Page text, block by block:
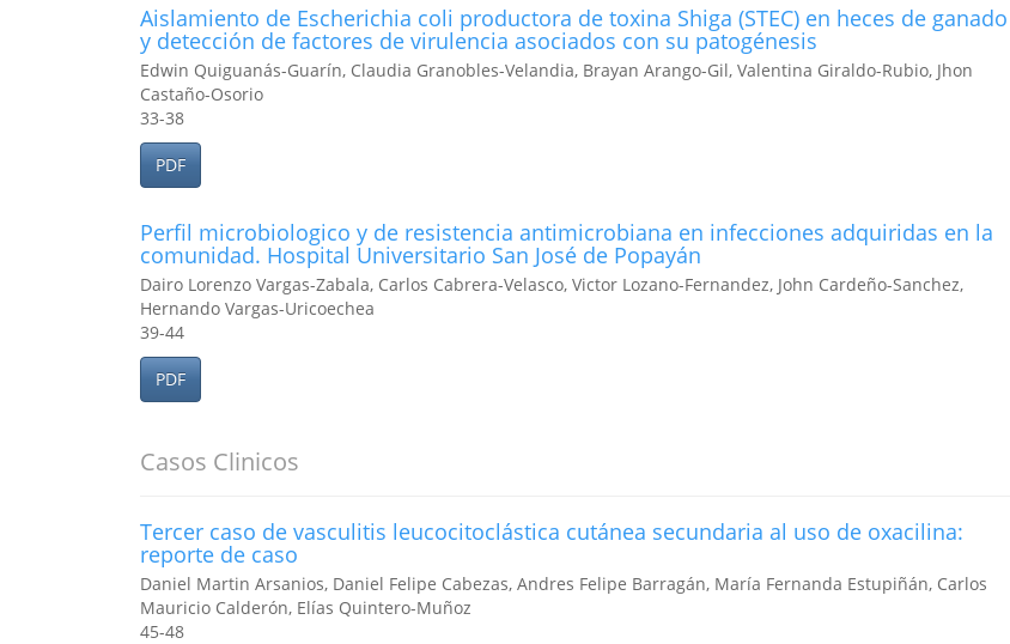
Aislamiento de Escherichia coli productora de toxina Shiga (STEC) en heces de ganado
y detección de factores de virulencia asociados con su patogénesis
Edwin Quiguanás-Guarín, Claudia Granobles-Velandia, Brayan Arango-Gil, Valentina Giraldo-Rubio, Jhon
Castaño-Osorio
33-38
PDF
Perfil microbiologico y de resistencia antimicrobiana en infecciones adquiridas en la
comunidad. Hospital Universitario San José de Popayán
Dairo Lorenzo Vargas-Zabala, Carlos Cabrera-Velasco, Victor Lozano-Fernandez, John Cardeño-Sanchez,
Hernando Vargas-Uricoechea
39-44
PDF
Casos Clinicos
Tercer caso de vasculitis leucocitoclástica cutánea secundaria al uso de oxacilina:
reporte de caso
Daniel Martin Arsanios, Daniel Felipe Cabezas, Andres Felipe Barragán, María Fernanda Estupiñán, Carlos
Mauricio Calderón, Elías Quintero-Muñoz
45-48